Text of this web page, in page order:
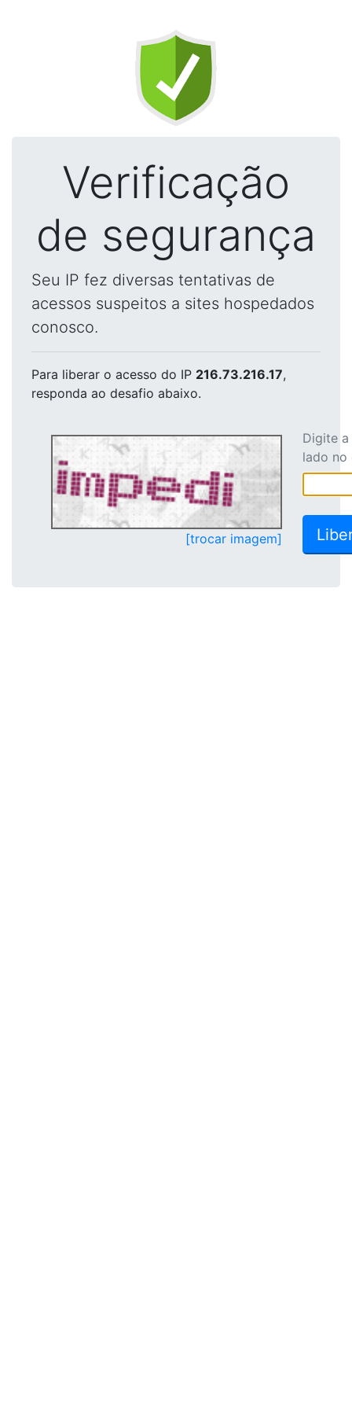
Verificação
de segurança
Seu IP fez diversas tentativas de
acessos suspeitos a sites hospedados
conosco.
Para liberar o acesso do IP 216.73.216.17,
responda ao desafio abaixo.
[trocar imagem]
Digite
lado no